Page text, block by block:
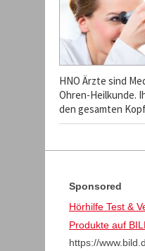
HNO Ärzte sind
Ohren-Heilkunde.
den gesamten